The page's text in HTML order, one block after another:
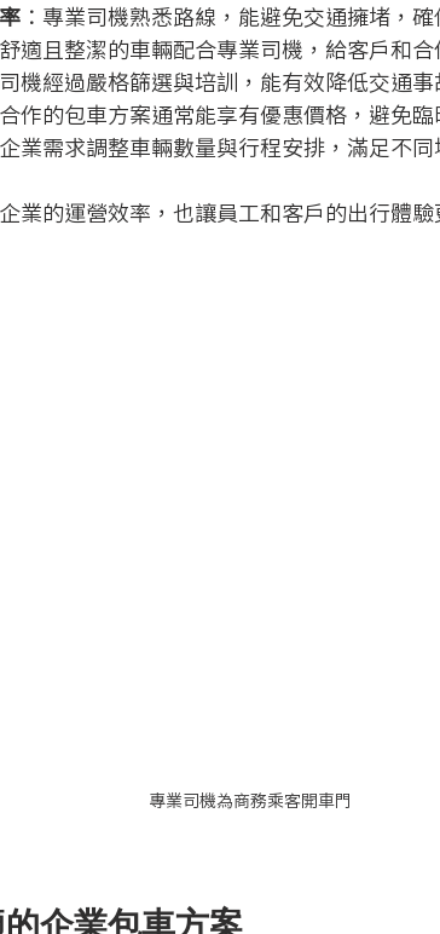
：專業司機熟悉路線，能避免交通擁堵，確
舒適且整潔的車輛配合專業司機，給客戶和
機經過嚴格篩選與培訓，能有效降低交通事
作的包車方案通常能享有優惠價格，避免
業需求調整車輛數量與行程安排，滿足不
業的運營效率，也讓員工和客戶的出行體驗
專業司機為商務乘客開車門
企業包車方案